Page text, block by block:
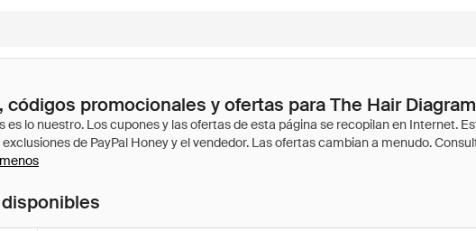
códigos promocionales y ofertas para The Hair Diagram